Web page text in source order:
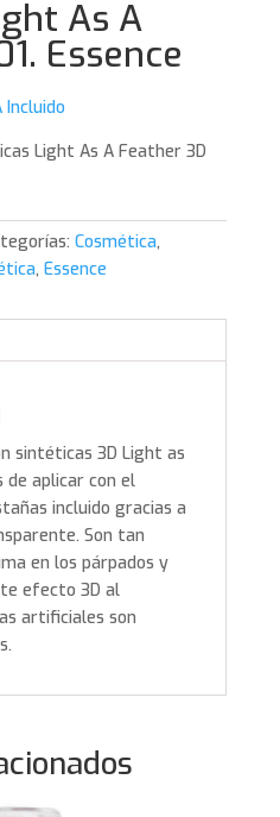
As A
Essence
Incluido
Light As A Feather 3D
Cosmética,
, Essence
sintéticas 3D Light as
aplicar con el
incluido gracias a
Son tan
en los párpados y
efecto 3D al
artificiales son